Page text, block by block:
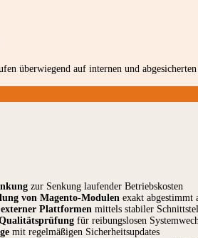
überwiegend auf internen und
zur Senkung laufender Betriebskosten
von Magento-Modulen exakt abgestimmt
Plattformen mittels stabiler
für reibungslosen
mit regelmäßigen Sicherheitsupdates